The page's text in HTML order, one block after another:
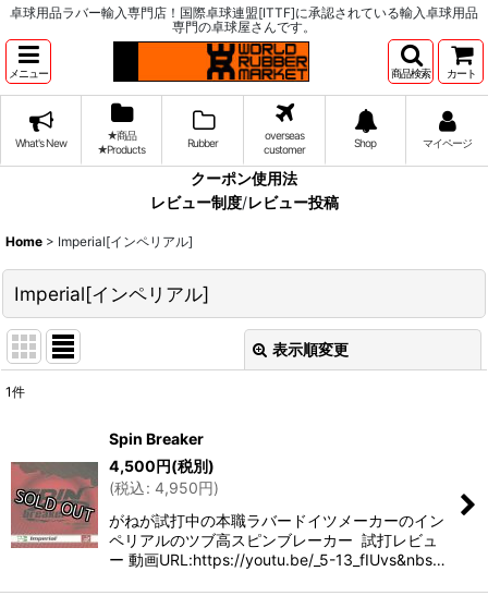
卓球用品ラバー輸入専門店！国際卓球連盟[ITTF]に承認されている輸入卓球用品
専門の卓球屋さんです。
メニュー 商品検索 カート
What's New
★商品
★Products
Rubber
overseas
customer
Shop マイページ
クーポン使用法
レビュー制度/レビュー投稿
Home > Imperial[インペリアル]
Imperial[インペリアル]
表示順変更
並び順
絞り込む
1件
Spin Breaker
4,500円(税別)
(税込: 4,950円)
がねが試打中の本職ラバードイツメーカーのイン
ペリアルのツブ高スピンブレーカー 試打レビュ
ー 動画URL:https://youtu.be/_5-13_fIUvs&nbs…